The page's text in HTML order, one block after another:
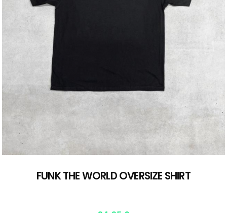
FUNK THE WORLD OVERSIZE SHIRT